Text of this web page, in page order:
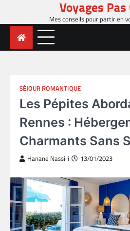
content
Voyages Pas
Mes conseils pour partir en
SÉJOUR ROMANTIQUE
Les Pépites
Rennes :
Charmants Sans
Hanane Nassiri 13/01/2023